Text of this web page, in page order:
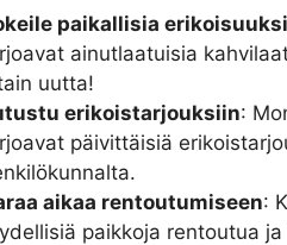
paikallisia
ainutlaatuisia
uutta!
erikoistarjouksiin:
päivittäisiä
aikaa rentoutumiseen:
paikkoja rentoutua